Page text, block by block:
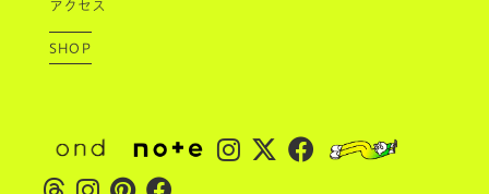
SHOP